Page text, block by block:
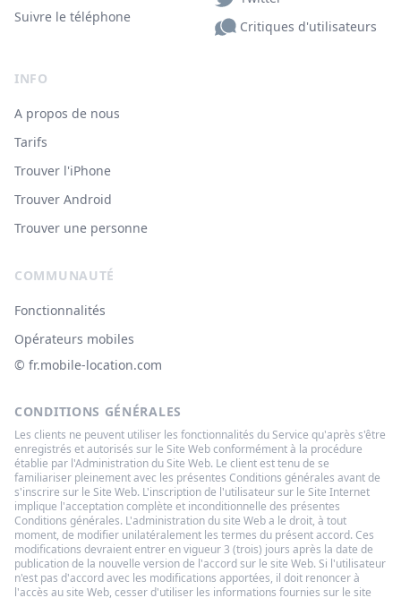
Suivre le téléphone
INFO
A propos de nous
Tarifs
Trouver l'iPhone
Trouver Android
Trouver une personne
Critiques d'utilisateurs
COMMUNAUTÉ
Fonctionnalités
Opérateurs mobiles
© ‌fr.mobile-location.com
CONDITIONS GÉNÉRALES
Les clients ne peuvent utiliser les fonctionnalités du Service qu'après s'être
enregistrés et autorisés sur le Site Web conformément à la procédure
établie par l'Administration du Site Web. Le client est tenu de se
familiariser pleinement avec les présentes Conditions générales avant de
s'inscrire sur le Site Web. L'inscription de l'utilisateur sur le Site Internet
implique l'acceptation complète et inconditionnelle des présentes
Conditions générales. L'administration du site Web a le droit, à tout
moment, de modifier unilatéralement les termes du présent accord. Ces
modifications devraient entrer en vigueur 3 (trois) jours après la date de
publication de la nouvelle version de l'accord sur le site Web. Si l'utilisateur
n'est pas d'accord avec les modifications apportées, il doit renoncer à
l'accès au site Web, cesser d'utiliser les informations fournies sur le site